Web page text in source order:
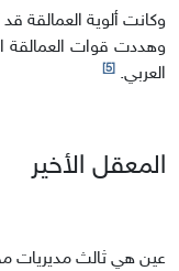
وكانت ألوية العمالقة
وهددت قوات العمالقة
العربي. [5]
المعقل الأخير
عين هي ثالث مديريات